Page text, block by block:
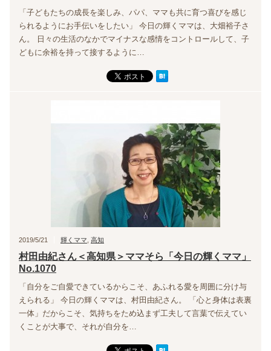
「子どもたちの成長を楽しみ、パパ、ママも共に育つ喜びを感じ
られるようにお手伝いをしたい」 今日の輝くママは、大畑裕子さ
ん。 日々の生活のなかでマイナスな感情をコントロールして、子
どもに余裕を持って接するように…
2019/5/21 輝くママ 高知
村田由紀さん＜高知県＞ママそら「今日の輝くママ」
No.1070
「自分をご自愛できているからこそ、あふれる愛を周囲に分け与
えられる」 今日の輝くママは、村田由紀さん。 「心と身体は表裏
一体」だからこそ、気持ちをため込まず工夫して言葉で伝えてい
くことが大事で、それが自分を…